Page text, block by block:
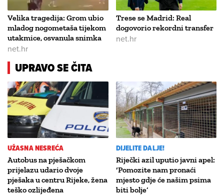
Velika tragedija: Grom ubio
mladog nogometaša tijekom
utakmice, osvanula snimka
net.hr
Trese se Madrid: Real
dogovorio rekordni transfer
net.hr
UPRAVO SE ČITA
UŽASNA NESREĆA
Autobus na pješačkom
prijelazu udario dvoje
pješaka u centru Rijeke, žena
teško ozlijeđena
DIJELITE DALJE!
Riječki azil uputio javni apel:
‘Pomozite nam pronaći
mjesto gdje će našim psima
biti bolje’